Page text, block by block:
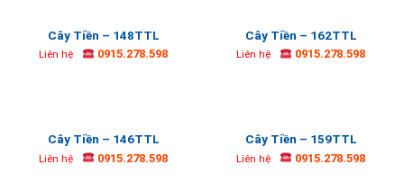
Cây Tiền – 148TTL
Liên hệ 0915.278.598
Cây Tiền – 162TTL
Liên hệ 0915.278.598
Cây Tiền – 146TTL
Liên hệ 0915.278.598
Cây Tiền – 159TTL
Liên hệ 0915.278.598